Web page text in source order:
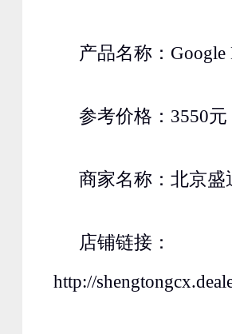
产品名称：Google
参考价格：3550元
商家名称：北京
店铺链接：
http://